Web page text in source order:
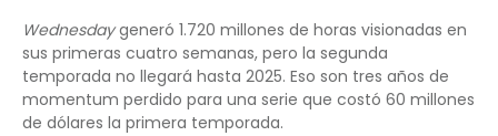
Wednesdaygeneró 1.720 millones de horas visionadas en
sus primeras cuatro semanas, pero la segunda
temporada no llegará hasta 2025. Eso son tres años de
momentum perdido para una serie que costó 60 millones
de dólares la primera temporada.